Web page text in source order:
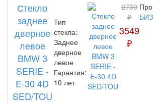
Стекло
заднее
дверное
левое
BMW 3
SERIE -
E-30 4D
SED/TOU
Тип
стекла:
Заднее
дверное
левое
Гарантия:
10 лет
2730
₽
3549
₽